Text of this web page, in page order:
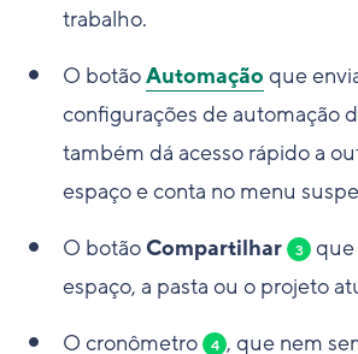
trabalho.
O botãoAutomação que
configurações de automação
também dá acesso rápido a
espaço e conta no menu
O botãoCompartilhar 3
espaço, a pasta ou o projeto
O cronômetro
4 , que nem